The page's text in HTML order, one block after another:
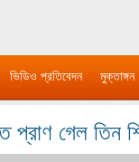
ভিডিও প্রতিবেদন মুক্তাঙ্গন
প্রাণ গেল তিন